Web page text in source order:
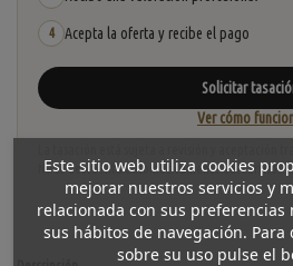
4 Acepta la oferta y recibe el pago
Solicitar
Ver cómo
No se descuenta automáticamente del carrito.
Este sitio web utiliza cookies
mejorar nuestros servicios y
relacionada con sus
sus hábitos de navegación.
sobre su uso pulse el